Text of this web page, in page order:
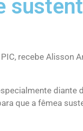
recebe Alisson
diante
que a fêmea